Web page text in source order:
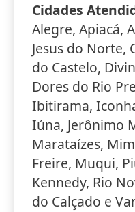
Cidades
Alegre, Apiacá,
Jesus do Norte,
do Castelo,
Dores do Rio
Ibitirama,
Iúna, Jerônimo
Marataízes,
Freire, Muqui,
Kennedy, Rio
do Calçado e